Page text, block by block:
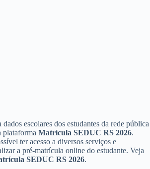
dados escolares dos estudantes da rede pública
plataforma Matrícula SEDUC RS 2026.
ter acesso a diversos serviços e
a pré-matrícula online do estudante. Veja
SEDUC RS 2026.